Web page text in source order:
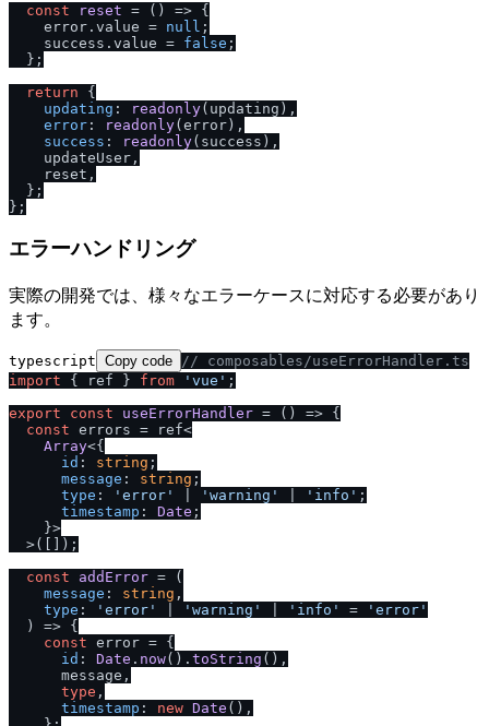
const
reset = ( ) => {
    error.
value = null ;
    success.
value = false ;
  };
return {
updating : readonly(updating),
error : readonly(error),
success : readonly(success),
    updateUser,
    reset,
  };
エラーハンドリング
実際の開発では、様々なエラーケースに対応する必要があり
ます。
typescript Copy code // composables/useErrorHandler.ts
import { ref } from 'vue' ;
export
const useErrorHandler = ( ) => {
const errors = ref<
Array<{
id : string ;
message : string ;
type : 'error' 'warning' 'info' ;
timestamp : Date ;
    }>
  >([]);
const
addError = (
message : string ,
type : 'error' 'warning' 'info' =
'error'
) => {
const error = {
id : Date . now(). toString (),
      message,
type ,
timestamp : new Date (),